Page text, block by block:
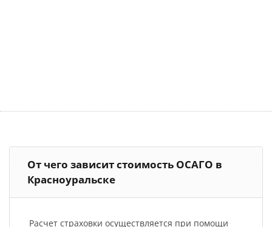
От чего зависит стоимость ОСАГО в
Красноуральске
Расчет страховки осуществляется при помощи